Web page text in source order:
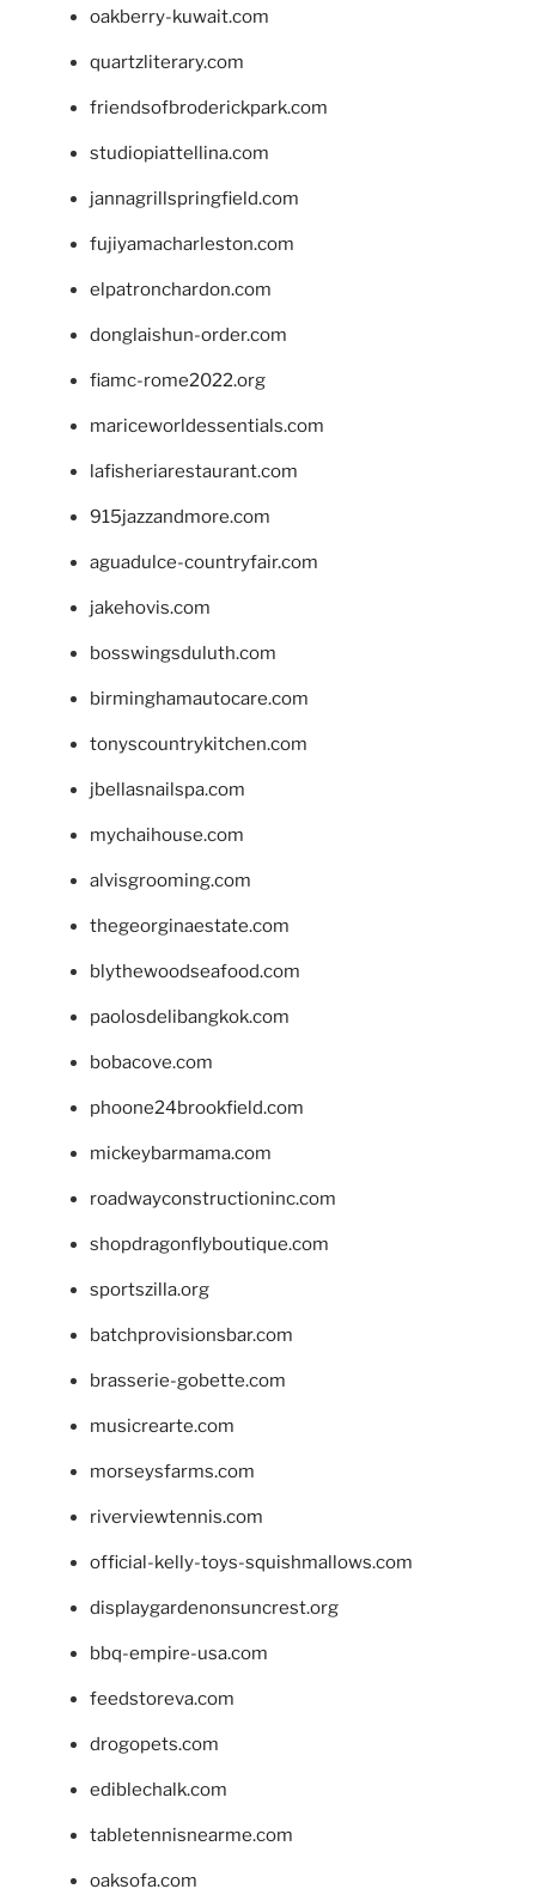
oakberry-kuwait.com
quartzliterary.com
friendsofbroderickpark.com
studiopiattellina.com
jannagrillspringfield.com
fujiyamacharleston.com
elpatronchardon.com
donglaishun-order.com
fiamc-rome2022.org
mariceworldessentials.com
lafisheriarestaurant.com
915jazzandmore.com
aguadulce-countryfair.com
jakehovis.com
bosswingsduluth.com
birminghamautocare.com
tonyscountrykitchen.com
jbellasnailspa.com
mychaihouse.com
alvisgrooming.com
thegeorginaestate.com
blythewoodseafood.com
paolosdelibangkok.com
bobacove.com
phoone24brookfield.com
mickeybarmama.com
roadwayconstructioninc.com
shopdragonflyboutique.com
sportszilla.org
batchprovisionsbar.com
brasserie-gobette.com
musicrearte.com
morseysfarms.com
riverviewtennis.com
official-kelly-toys-squishmallows.com
displaygardenonsuncrest.org
bbq-empire-usa.com
feedstoreva.com
drogopets.com
ediblechalk.com
tabletennisnearme.com
oaksofa.com